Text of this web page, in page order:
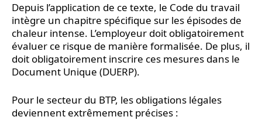
Depuis l’application de ce texte, le Code du travail
intègre un chapitre spécifique sur les épisodes de
chaleur intense. L’employeur doit obligatoirement
évaluer ce risque de manière formalisée. De plus, il
doit obligatoirement inscrire ces mesures dans le
Document Unique (DUERP).
Pour le secteur du BTP, les obligations légales
deviennent extrêmement précises :